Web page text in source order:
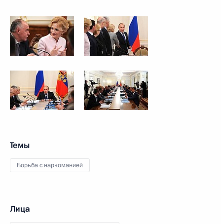
Темы
Борьба с наркоманией
Лица